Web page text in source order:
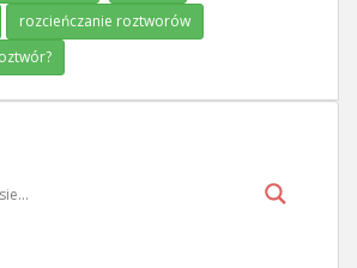
rozcieńczanie roztworów